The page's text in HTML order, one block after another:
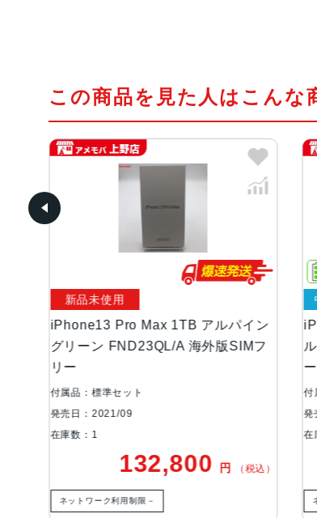
この商品を見た人はこんな
iPhone13 Pro Max 1TB アルパイン
グリーン FND23QL/A 海外版SIMフ
リー
新品未使用
付属品：標準セット
発売日：2021/09
在庫数：1
132,800 円 （税込）
ネットワーク利用制限－
付
発
在